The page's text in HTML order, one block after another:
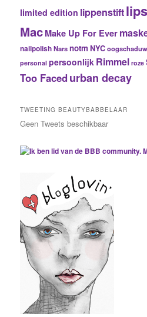
limited edition lippenstift
MacMake Up For Ever
nailpolishNarsnotm NYCoogschaduw
personal persoonlijk Rimmel roze
Too Faced urban decay
TWEETING BEAUTYBABBELAAR
Geen Tweets beschikbaar